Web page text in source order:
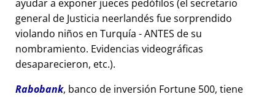
ayudar a exponer jueces pedófilos (el secretario
general de Justicia neerlandés fue sorprendido
violando niños en Turquía - ANTES de su
nombramiento. Evidencias videográficas
desaparecieron, etc.).
Rabobank, banco de inversión Fortune 500, tiene